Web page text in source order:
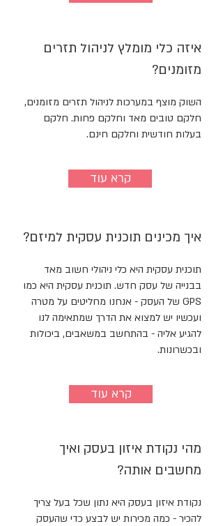
איזה כלי מומלץ לניהול תזרים
מזומנים?
השוק מוצף במערכות לניהול תזרים מזומנים,
חלקם טובים מאד וחלקם פחות. חלקם
בעלות חודשית וחלקם חינם.
קרא עוד
איך מכינים תוכנית עסקית למיזם?
תוכנית עסקית היא כלי ניהולי חשוב מאד
בבנייה של עסק חדש. תוכנית עסקית היא כמו
GPS של העסק - אנחנו מחליטים על מטרה
ועכשיו יש למצוא את הדרך שמתאימה לנו
להגיע אליה - בהתחשב במשאבים, ביכולות
ובכשרונות.
קרא עוד
מהי נקודת איזון בעסק ואיך
מחשבים אותה?
נקודת איזון בעסק היא נתון שכל בעל צריך
להכיר - כמה מכירות יש לבצע כדי שהעסק